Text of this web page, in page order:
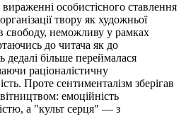
особистісного ставлення
твору як художньої
свободу, неможливу у рамках
до читача як до
дедалі більше переймалася
раціоналістичну
Проте сентименталізм зберігав
емоційність
а "культ серця" — з